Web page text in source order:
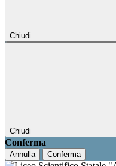
Chiudi
Chiudi
Conferma
Annulla Conferma